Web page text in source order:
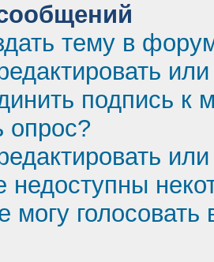
тему в
подпись
опрос?
недоступны
могу голосовать